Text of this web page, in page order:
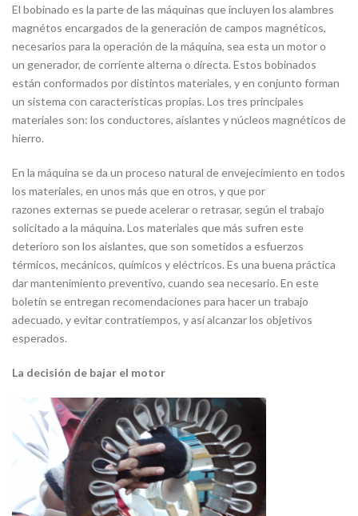
El bobinado es la parte de las máquinas que incluyen los alambres
magnétos encargados de la generación de campos magnéticos,
necesarios para la operación de la máquina, sea esta un motor o
un generador, de corriente alterna o directa. Estos bobinados
están conformados por distintos materiales, y en conjunto forman
un sistema con características propias. Los tres principales
materiales son: los conductores, aislantes y núcleos magnéticos de
hierro.
En la máquina se da un proceso natural de envejecimiento en todos
los materiales, en unos más que en otros, y que por
razones externas se puede acelerar o retrasar, según el trabajo
solicitado a la máquina. Los materiales que más sufren este
deterioro son los aislantes, que son sometidos a esfuerzos
térmicos, mecánicos, químicos y eléctricos. Es una buena práctica
dar mantenimiento preventivo, cuando sea necesario. En este
boletín se entregan recomendaciones para hacer un trabajo
adecuado, y evitar contratiempos, y así alcanzar los objetivos
esperados.
La decisión de bajar el motor